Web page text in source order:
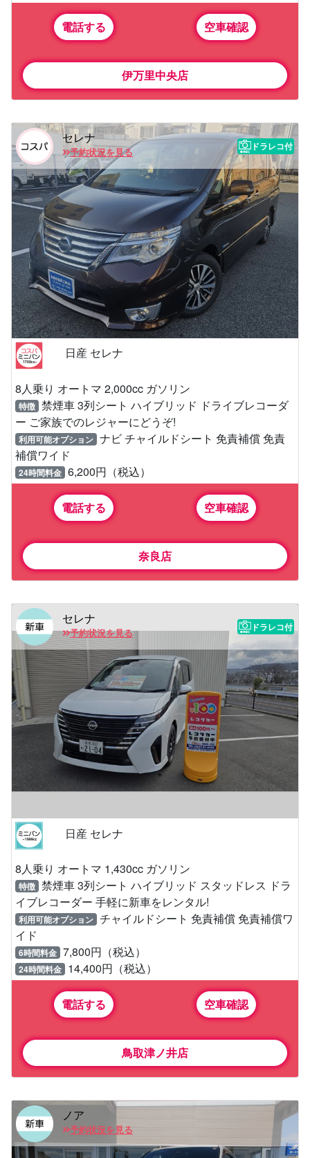
電話する 空車確認
伊万里中央店
セレナ
予約状況を見る
ドラレコ付
日産 セレナ
8人乗り オートマ 2,000cc ガソリン
特徴 禁煙車 3列シート ハイブリッド ドライブレコーダ
ー ご家族でのレジャーにどうぞ!
利用可能オプション ナビ チャイルドシート 免責補償 免責
補償ワイド
24時間料金 6,200円（税込）
電話する 空車確認
奈良店
セレナ
予約状況を見る
ドラレコ付
日産 セレナ
8人乗り オートマ 1,430cc ガソリン
特徴 禁煙車 3列シート ハイブリッド スタッドレス ドラ
イブレコーダー 手軽に新車をレンタル!
利用可能オプション チャイルドシート 免責補償 免責補償ワ
イド
6時間料金 7,800円（税込）
24時間料金 14,400円（税込）
電話する 空車確認
鳥取津ノ井店
ノア
予約状況を見る